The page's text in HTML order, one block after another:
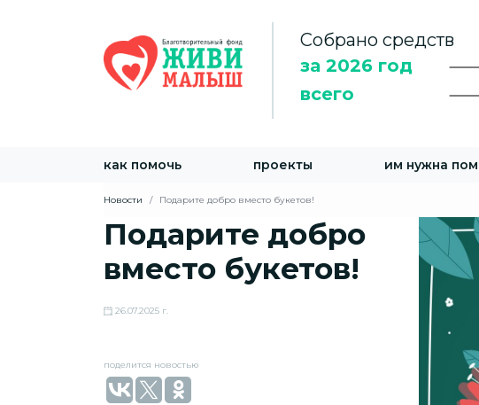
Собрано средств
за 2026 год
всего
как помочь проекты им нужна
Новости Подарите добро вместо букетов!
Подарите добро
вместо букетов!
26.07.2025 г.
поделится новостью